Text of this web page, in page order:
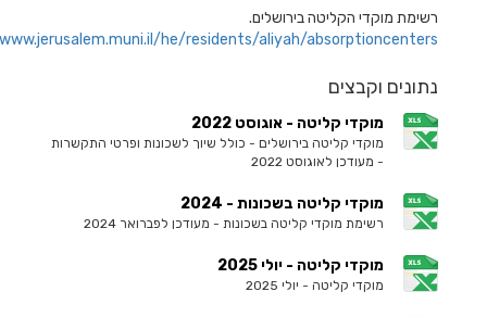
מוקדי הקליטה בירושלים.
https://www.jerusalem.muni.il/he/residents/aliyah/
וקבצים
מוקדי קליטה - אוגוסט 2022
מוקדי קליטה בירושלים - כולל שיוך לשכונות ופרטי התקשרות
- מעודכן לאוגוסט 2022
מוקדי קליטה בשכונות - 2024
רשימת מוקדי קליטה בשכונות - מעודכן לפברואר 2024
מוקדי קליטה - יולי 2025
מוקדי קליטה - יולי 2025